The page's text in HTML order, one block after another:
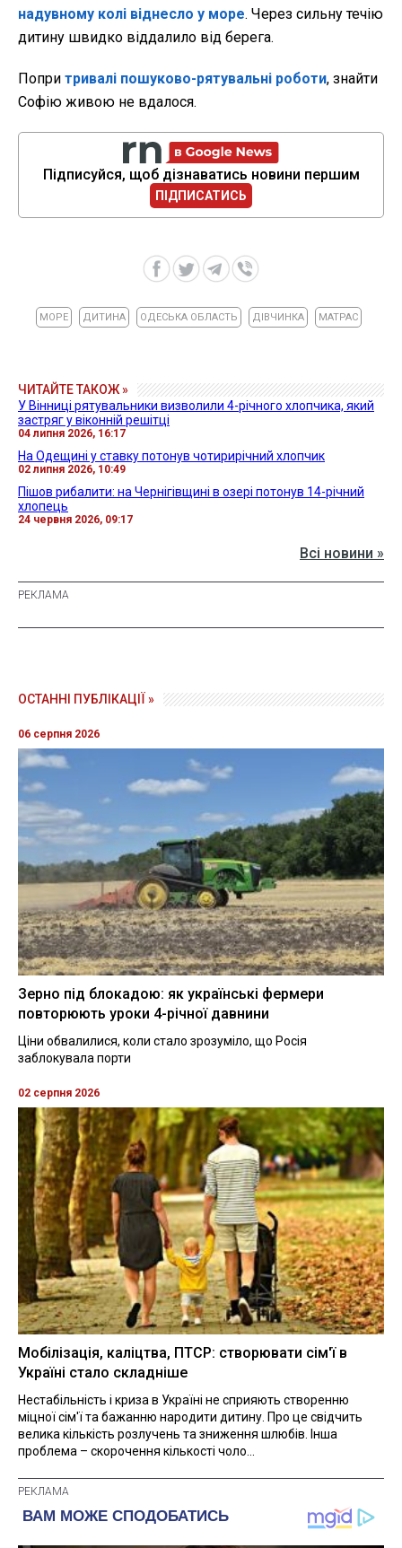
надувному колі віднесло у море. Через сильну течію
дитину швидко віддалило від берега.
Попри тривалі пошуково-рятувальні роботи, знайти
Софію живою не вдалося.
Підписуйся, щоб дізнаватись новини першим
ПІДПИСАТИСЬ
МОРЕ ДИТИНА ОДЕСЬКА ОБЛАСТЬ ДІВЧИНКА МАТРАС
ЧИТАЙТЕ ТАКОЖ »
У Вінниці рятувальники визволили 4-річного хлопчика, який
застряг у віконній решітці
04 липня 2026, 16:17
На Одещині у ставку потонув чотирирічний хлопчик
02 липня 2026, 10:49
Пішов рибалити: на Чернігівщині в озері потонув 14-річний
хлопець
24 червня 2026, 09:17
Всі новини »
ОСТАННІ ПУБЛІКАЦІЇ »
06 серпня 2026
Зерно під блокадою: як українські фермери
повторюють уроки 4-річної давнини
Ціни обвалилися, коли стало зрозуміло, що Росія
заблокувала порти
02 серпня 2026
Мобілізація, каліцтва, ПТСР: створювати сім'ї в
Україні стало складніше
Нестабільність і криза в Україні не сприяють створенню
міцної сім'ї та бажанню народити дитину. Про це свідчить
велика кількість розлучень та зниження шлюбів. Інша
проблема – скорочення кількості чоло...